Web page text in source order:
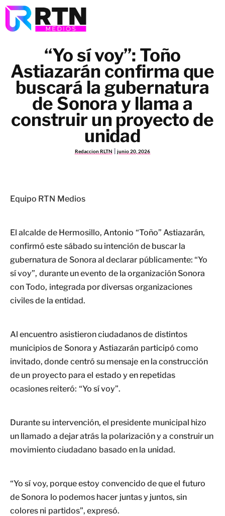
“Yo sí voy”: Toño
Astiazarán confirma que
buscará la gubernatura
de Sonora y llama a
construir un proyecto de
unidad
Redaccion RLTN junio 20, 2026
Equipo RTN Medios
El alcalde de Hermosillo, Antonio “Toño” Astiazarán,
confirmó este sábado su intención de buscar la
gubernatura de Sonora al declarar públicamente: “Yo
sí voy”, durante un evento de la organización Sonora
con Todo, integrada por diversas organizaciones
civiles de la entidad.
Al encuentro asistieron ciudadanos de distintos
municipios de Sonora y Astiazarán participó como
invitado, donde centró su mensaje en la construcción
de un proyecto para el estado y en repetidas
ocasiones reiteró: “Yo sí voy”.
Durante su intervención, el presidente municipal hizo
un llamado a dejar atrás la polarización y a construir un
movimiento ciudadano basado en la unidad.
“Yo sí voy, porque estoy convencido de que el futuro
de Sonora lo podemos hacer juntas y juntos, sin
colores ni partidos”, expresó.